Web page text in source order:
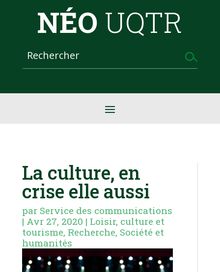
NÉO UQTR
La culture, en
crise elle aussi
par Service des communications
| Avr 27, 2020 | Loisir, culture et
tourisme, Recherche, Société et
humanités